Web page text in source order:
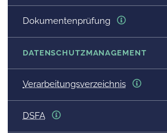
Dokumentenprüfung
DATENSCHUTZMANAGEMENT
Verarbeitungsverzeichnis
DSFA